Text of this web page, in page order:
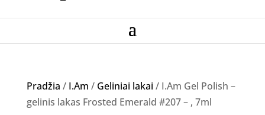
Pradžia / I.Am / Geliniai lakai / I.Am Gel Polish –
gelinis lakas Frosted Emerald #207 – , 7ml